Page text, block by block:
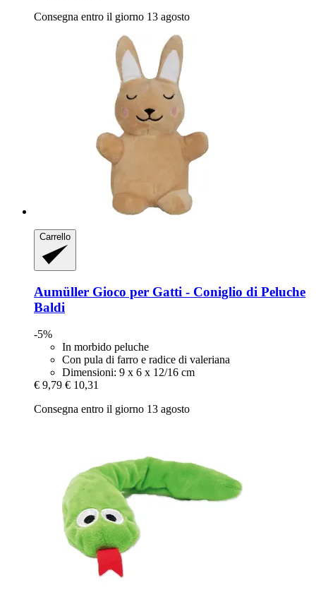
Consegna entro il giorno 13 agosto
Carrello
Aumüller Gioco per Gatti -​ Coniglio di Peluche
Baldi
-5%
In morbido peluche
Con pula di farro e radice di valeriana
Dimensioni: 9 x 6 x 12/16 cm
€ 9,79 € 10,31
Consegna entro il giorno 13 agosto